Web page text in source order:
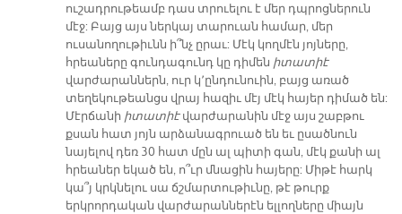
ուշադրութեամբ դաս տրուելու է մեր դպրոցներուն
մէջ: Բայց այս ներկայ տարուան համար, մեր
ուսանողութիւնն ի՞նչ ըրաւ: Մէկ կողմէն յոյները,
հրեաները գունդագունդ կը դիմեն իտատիէ
վարժարաններն, ուր կ՚ընդունուին, բայց առած
տեղեկութեանցս վրայ հազիւ մէյ մէկ հայեր դիմած են:
Մէրճանի իտատիէվարժարանին մէջ այս շաբթու
քսան հատ յոյն արձանագրուած են եւ ըսածնուն
նայելով դեռ 30 հատ մըն ալ պիտի գան, մէկ քանի ալ
հրեաներ եկած են, ո՞ւր մնացին հայերը: Միթէ հարկ
կա՞յ կրկնելու սա ճշմարտութիւնը, թէ թուրք
երկրորդական վարժարաններէն ելլողները միայն